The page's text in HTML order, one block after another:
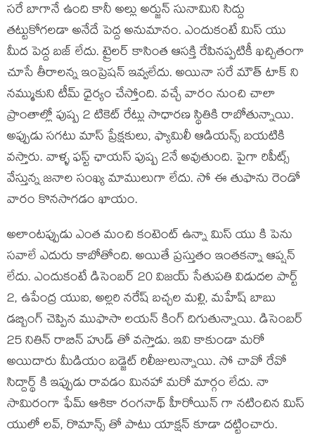
సరే బాగానే ఉంది కానీ అల్లు అర్జున్ సునామిని సిద్దు
తట్టుకోగలడా అనేదే పెద్ద అనుమానం. ఎందుకంటే మిస్ యు
మీద పెద్ద బజ్ లేదు. ట్రైలర్ కాసింత ఆసక్తి రేపినప్పటికీ ఖచ్చితంగా
చూసే తీరాలన్న ఇంప్రెషన్ ఇవ్వలేదు. అయినా సరే మౌత్ టాక్ ని
నమ్ముకుని టీమ్ ధైర్యం చేస్తోంది. వచ్చే వారం నుంచి చాలా
ప్రాంతాల్లో పుష్ప 2 టికెట్ రేట్లు సాధారణ స్థితికి రాబోతున్నాయి.
అప్పుడు సగటు మాస్ ప్రేక్షకులు, ఫ్యామిలీ ఆడియన్స్ బయటికి
వస్తారు. వాళ్ళ ఫస్ట్ ఛాయస్ పుష్ప 2నే అవుతుంది. పైగా రిపీట్స్
వేస్తున్న జనాల సంఖ్య మాములుగా లేదు. సో ఈ తుఫాను రెండో
వారం కొనసాగడం ఖాయం.
అలాంటప్పుడు ఎంత మంచి కంటెంట్ ఉన్నా మిస్ యు కి పెను
సవాలే ఎదురు కాబోతోంది. అయితే ప్రస్తుతం ఇంతకన్నా ఆప్షన్
లేదు. ఎందుకంటే డిసెంబర్ 20 విజయ్ సేతుపతి విడుదల పార్ట్
2, ఉపేంద్ర యుఐ, అల్లరి నరేష్ బచ్చల మల్లి, మహేష్ బాబు
డబ్బింగ్ చెప్పిన ముఫాసా లయన్ కింగ్ దిగుతున్నాయి. డిసెంబర్
25 నితిన్ రాబిన్ హుడ్ తో వస్తాడు. ఇవి కాకుండా మరో
అయిదారు మీడియం బడ్జెట్ రిలీజులున్నాయి. సో చావో రేవో
సిద్దార్థ్ కి ఇప్పుడు రావడం మినహా మరో మార్గం లేదు. నా
సామిరంగా ఫేమ్ ఆశికా రంగనాథ్ హీరోయిన్ గా నటించిన మిస్
యులో లవ్, రొమాన్స్ తో పాటు యాక్షన్ కూడా దట్టించారు.